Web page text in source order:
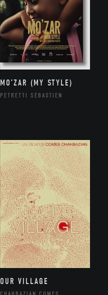
MO’ZAR (MY STYLE)
PETRETTI SÉBASTIEN
OUR VILLAGE